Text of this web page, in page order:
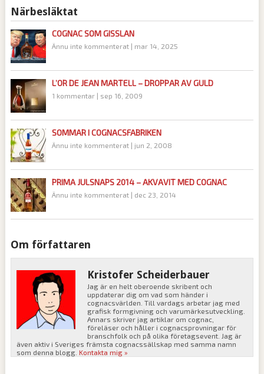
Närbesläktat
COGNAC SOM GISSLAN
Ännu inte kommenterat| mar 14, 2025
L’OR DE JEAN MARTELL – DROPPAR AV GULD
1 kommentar| sep 16, 2009
SOMMAR I COGNACSFABRIKEN
Ännu inte kommenterat| jun 2, 2008
PRIMA JULSNAPS 2014 – AKVAVIT MED COGNAC
Ännu inte kommenterat| dec 23, 2014
Om författaren
Kristofer Scheiderbauer
Jag är en helt oberoende skribent och
uppdaterar dig om vad som händer i
cognacsvärlden. Till vardags arbetar jag med
grafisk formgivning och varumärkesutveckling.
Annars skriver jag artiklar om cognac,
föreläser och håller i cognacsprovningar för
branschfolk och på olika företagsevent. Jag är
även aktiv i Sveriges främsta cognacssällskap med samma namn
som denna blogg.Kontakta mig »